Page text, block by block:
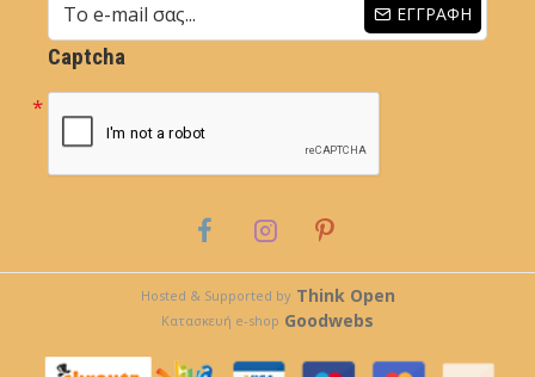
ΕΓΓΡΑΦΉ
Captcha
Hosted & Supported by Think Open
Κατασκευή e-shop Goodwebs